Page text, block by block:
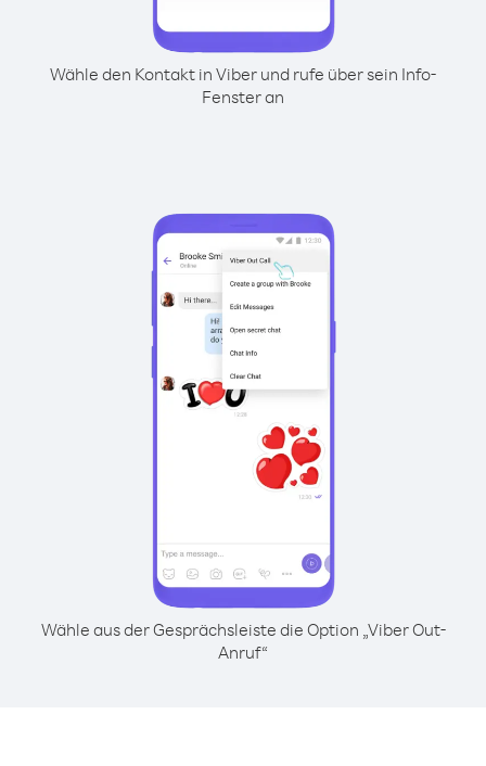
Wähle den Kontakt in Viber und rufe über sein Info-
Fenster an
Wähle aus der Gesprächsleiste die Option „Viber Out-
Anruf“